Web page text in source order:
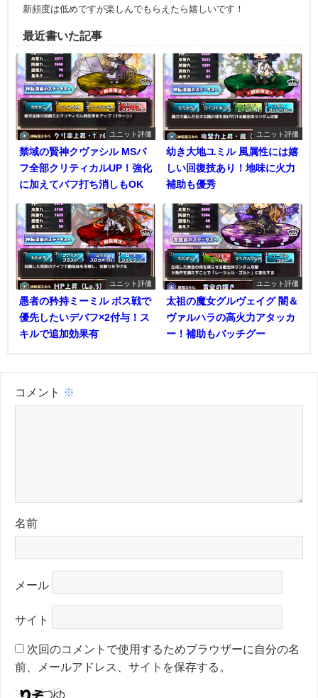
新頻度は低めですが楽しんでもらえたら嬉しいです！
最近書いた記事
ユニット評価
禁域の賢神クヴァシル MSバ
フ全部クリティカルUP！強化
に加えてバフ打ち消しもOK
ユニット評価
幼き大地ユミル 風属性には嬉
しい回復技あり！地味に火力
補助も優秀
ユニット評価
愚者の矜持ミーミル ボス戦で
優先したいデバフ×2付与！ス
キルで追加効果有
ユニット評価
太祖の魔女グルヴェイグ 闇＆
ヴァルハラの高火力アタッカ
ー！補助もバッチグー
コメント ※
名前
メール
サイト
次回のコメントで使用するためブラウザーに自分の名
前、メールアドレス、サイトを保存する。